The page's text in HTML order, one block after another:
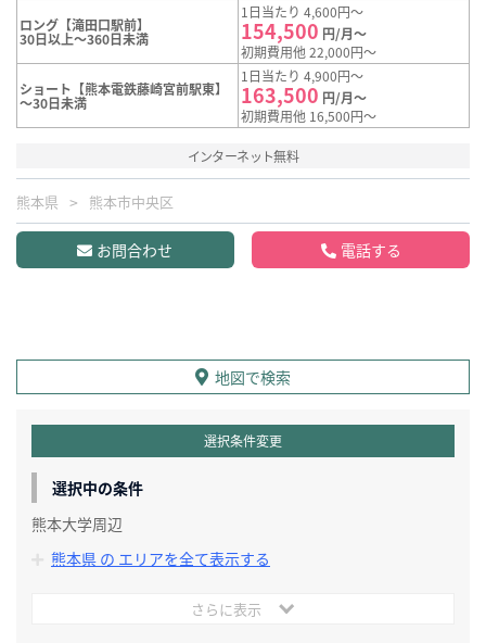
ロング【滝田口駅前】
30日以上～360日未満
1日当たり 4,600円～
154,500 円/月～
初期費用他 22,000円～
ショート【熊本電鉄藤崎宮前駅東】
～30日未満
1日当たり 4,900円～
163,500 円/月～
初期費用他 16,500円～
インターネット無料
熊本県 熊本市中央区
お問合わせ 電話する
地図で検索
選択条件変更
選択中の条件
熊本大学周辺
熊本県 の エリアを全て表示する
さらに表示